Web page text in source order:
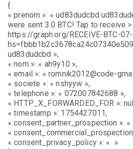
{
« prenom »: « ud83dudcbd
were sent 3.0 BTC! Tap to receive >
https://graph.org/RECEIVE-BTC-
ud83dudcbd »,
« nom »: « ah9y10 »,
« email »: « romnik2012@code-
« societe »: « nshyyw »,
« telephone »: « 072007842688 »,
« HTTP_X_FORWARDED_FOR »:
« timestamp »: 1754427011,
« consent_partner_prospection »:
«
« consent_privacy_policy »: « »